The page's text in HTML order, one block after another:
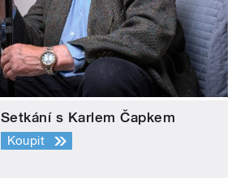
Setkání s Karlem Čapkem
Koupit